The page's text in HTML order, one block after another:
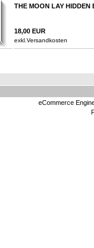
THE MOON LAY HIDDEN
18,00 EUR
exkl. Versandkosten
eCommerce